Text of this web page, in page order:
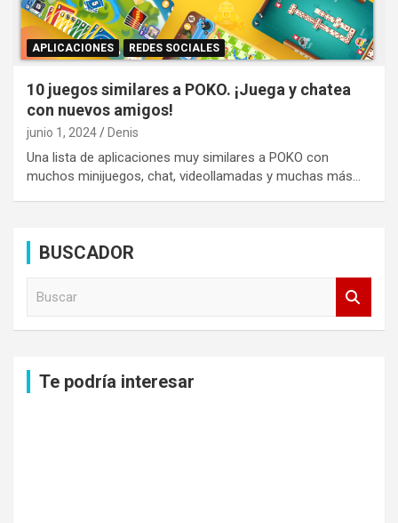
APLICACIONES REDES SOCIALES
10 juegos similares a POKO. ¡Juega y chatea
con nuevos amigos!
junio 1, 2024 Denis
Una lista de aplicaciones muy similares a POKO con
muchos minijuegos, chat, videollamadas y muchas más…
BUSCADOR
Te podría interesar